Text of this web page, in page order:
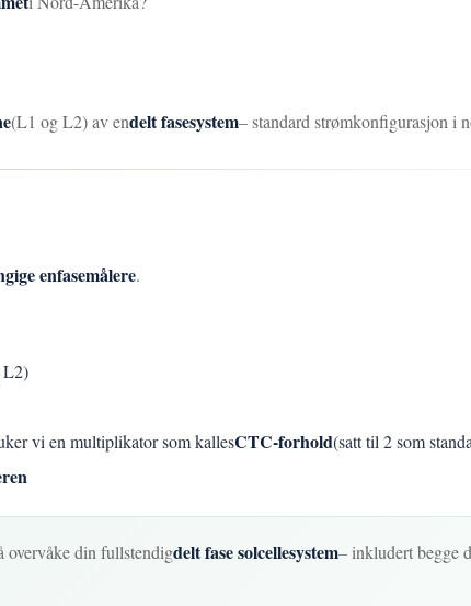
(L1 og L2) av endelt fasesystem– standard strømkonfigurasjon i
enfasemålere.
L2)
vi en multiplikator som kallesCTC-forhold(satt til 2 som
overvåke din fullstendigdelt fase solcellesystem– inkludert begge